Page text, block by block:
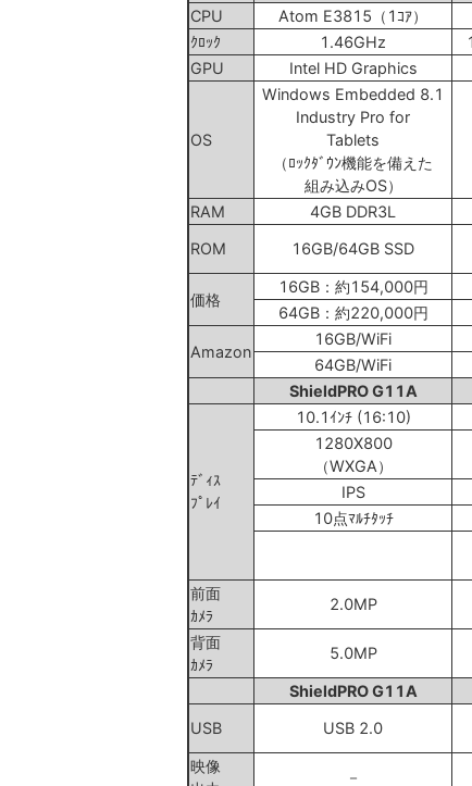
CPU
Atom E3815（1ｺｱ）
ｸﾛｯｸ
1.46GHz
GPU
Intel HD Graphics
OS
Windows Embedded 8.1
Industry Pro for
Tablets
（ﾛｯｸﾀﾞｳﾝ機能を備えた
組み込みOS）
RAM 4GB DDR3L
ROM
16GB/64GB SSD
価格
16GB：約154,000円
64GB：約220,000円
Amazon
16GB/WiFi
64GB/WiFi
ShieldPRO G11A
ﾃﾞｨｽ
ﾌﾟﾚｲ
10.1ｲﾝﾁ (16:10)
1280X800
（WXGA）
IPS
10点ﾏﾙﾁﾀｯﾁ
前面
ｶﾒﾗ
2.0MP
背面
ｶﾒﾗ
5.0MP
ShieldPRO G11A
USB
USB 2.0
映像
－